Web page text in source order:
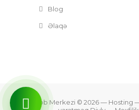
Blog
Əlaqə
Zefer Tibb Merkezi © 2026— Hosting